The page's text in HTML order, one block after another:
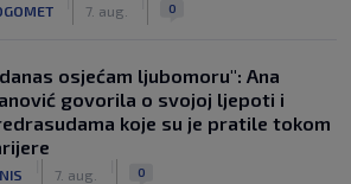
7. aug. 0
osjećam ljubomoru": Ana
govorila o svojoj ljepoti i
koje su je pratile tokom
7. aug. 0